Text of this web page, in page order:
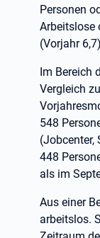
Personen
Arbeitslose
(Vorjahr
Im Bereich
Vergleich
548
(Jobcenter,
448
als im
Aus einer
arbeitslos.